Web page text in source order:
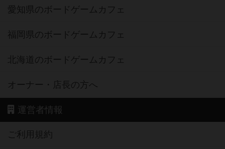
愛知県のボードゲームカフェ
福岡県のボードゲームカフェ
北海道のボードゲームカフェ
オーナー・店長の方へ
運営者情報
ご利用規約